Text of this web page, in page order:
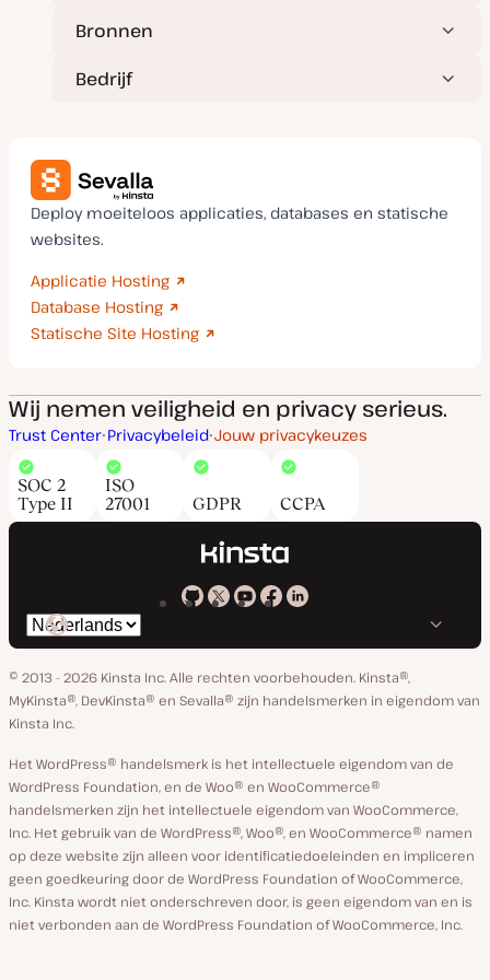
Bronnen
Bedrijf
Deploy moeiteloos applicaties, databases en statische
websites.
Applicatie Hosting
Database Hosting
Statische Site Hosting
Wij nemen veiligheid en privacy serieus.
Trust Center Privacybeleid Jouw privacykeuzes
SOC 2
Type II
ISO
27001
GDPR CCPA
Kinsta
GitHub
Kinsta
X
Kinsta
YouTube
Kinsta
Facebook
Kinsta
Linkedin
Selecteer
taal
© 2013 - 2026 Kinsta Inc. Alle rechten voorbehouden. Kinsta®,
MyKinsta®, DevKinsta® en Sevalla® zijn handelsmerken in eigendom van
Kinsta Inc.
Het WordPress® handelsmerk is het intellectuele eigendom van de
WordPress Foundation, en de Woo® en WooCommerce®
handelsmerken zijn het intellectuele eigendom van WooCommerce,
Inc. Het gebruik van de WordPress®, Woo®, en WooCommerce® namen
op deze website zijn alleen voor identificatiedoeleinden en impliceren
geen goedkeuring door de WordPress Foundation of WooCommerce,
Inc. Kinsta wordt niet onderschreven door, is geen eigendom van en is
niet verbonden aan de WordPress Foundation of WooCommerce, Inc.